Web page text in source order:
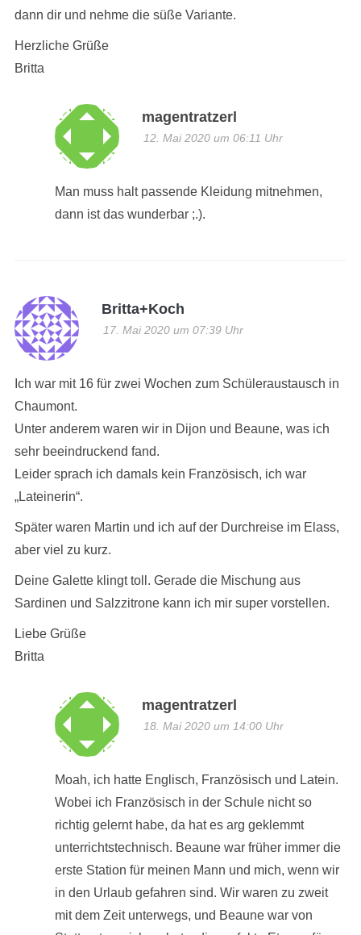
dann dir und nehme die süße Variante.
Herzliche Grüße
Britta
magentratzerl
12. Mai 2020 um 06:11 Uhr
Man muss halt passende Kleidung mitnehmen,
dann ist das wunderbar ;.).
Britta+Koch
17. Mai 2020 um 07:39 Uhr
Ich war mit 16 für zwei Wochen zum Schüleraustausch in
Chaumont.
Unter anderem waren wir in Dijon und Beaune, was ich
sehr beeindruckend fand.
Leider sprach ich damals kein Französisch, ich war
„Lateinerin“.
Später waren Martin und ich auf der Durchreise im Elass,
aber viel zu kurz.
Deine Galette klingt toll. Gerade die Mischung aus
Sardinen und Salzzitrone kann ich mir super vorstellen.
Liebe Grüße
Britta
magentratzerl
18. Mai 2020 um 14:00 Uhr
Moah, ich hatte Englisch, Französisch und Latein.
Wobei ich Französisch in der Schule nicht so
richtig gelernt habe, da hat es arg geklemmt
unterrichtstechnisch. Beaune war früher immer die
erste Station für meinen Mann und mich, wenn wir
in den Urlaub gefahren sind. Wir waren zu zweit
mit dem Zeit unterwegs, und Beaune war von